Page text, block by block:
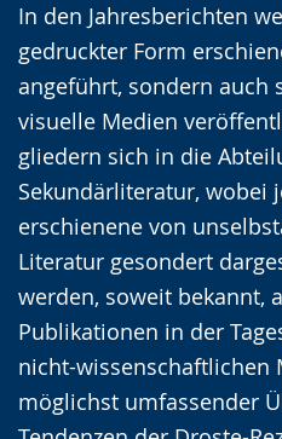
In den Jahresberichten
gedruckter Form
angeführt, sondern auch
visuelle Medien
gliedern sich in die
Sekundärliteratur, wobei
erschienene von
Literatur gesondert
werden, soweit bekannt,
Publikationen in der
nicht-wissenschaftlichen
möglichst umfassender
L
e
i
c
h
t
e
n
S
p
r
a
i
v
i
e
r
e
A
u
d
i
o
-
V
i
d
e
o
i
n
D
e
u
t
s